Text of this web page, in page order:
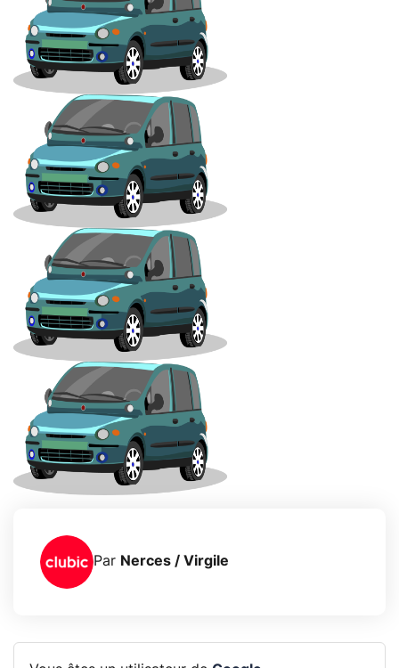
Par Nerces / Virgile